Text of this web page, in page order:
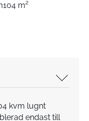
104 m²
kvm lugnt
endast till